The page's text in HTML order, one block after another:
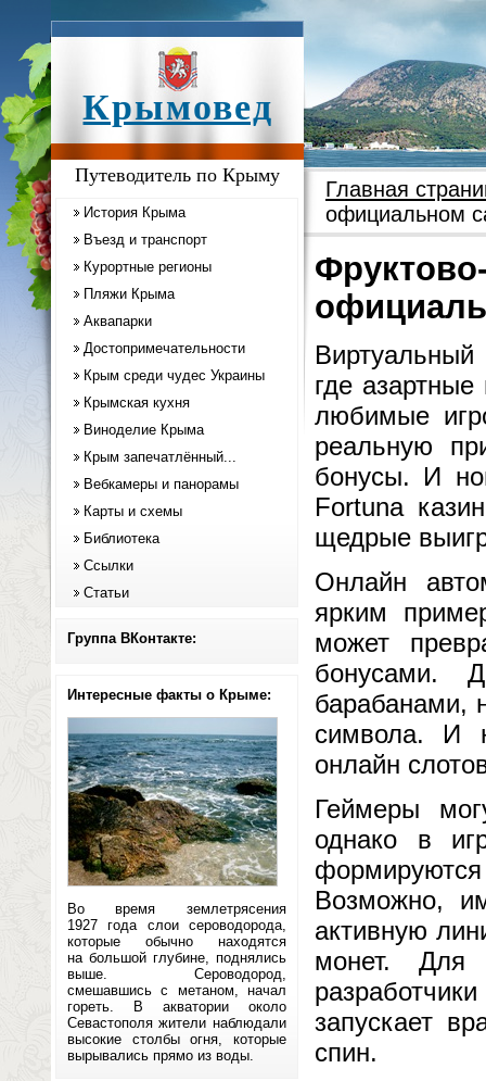
Крымовед
Путеводитель по Крыму
История Крыма
Въезд и транспорт
Курортные регионы
Пляжи Крыма
Аквапарки
Достопримечательности
Крым среди чудес Украины
Крымская кухня
Виноделие Крыма
Крым запечатлённый...
Вебкамеры и панорамы
Карты и схемы
Библиотека
Ссылки
Статьи
Группа ВКонтакте:
Интересные факты о Крыме:
Во время землетрясения
1927 года слои сероводорода,
которые обычно находятся
на большой глубине, поднялись
выше. Сероводород,
смешавшись с метаном, начал
гореть. В акватории около
Севастополя жители наблюдали
высокие столбы огня, которые
вырывались прямо из воды.
Главная
официальном
где
любимые
реальную
бонусы. И
Fortuna
щедрые
Онлайн
ярким
может
бонусами.
барабанами,
символа. И
онлайн
Геймеры
однако в
Возможно,
активную
монет. Для
запускает
спин.